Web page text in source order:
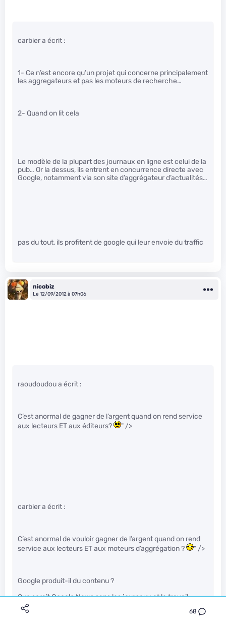
68
carbier a écrit :
1- Ce n’est encore qu’un projet qui concerne principalement
les aggregateurs et pas les moteurs de recherche…
2- Quand on lit cela
Le modèle de la plupart des journaux en ligne est celui de la
pub… Or la dessus, ils entrent en concurrence directe avec
Google, notamment via son site d’aggrégateur d’actualités…
pas du tout, ils profitent de google qui leur envoie du traffic
nicobiz
Le 12/09/2012 à 07h06
raoudoudou a écrit :
C’est anormal de gagner de l’argent quand on rend service
aux lecteurs ET aux éditeurs?
" />
carbier a écrit :
C’est anormal de vouloir gagner de l’argent quand on rend
service aux lecteurs ET aux moteurs d’aggrégation ?
" />
Google produit-il du contenu ?
Que serait Google News sans les journaux et le travail
produit par les journalistes ?